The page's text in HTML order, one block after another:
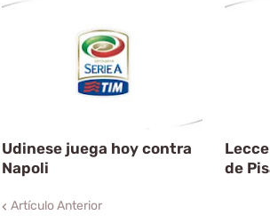
Udinese juega hoy contra
Napoli
de
Artículo Anterior